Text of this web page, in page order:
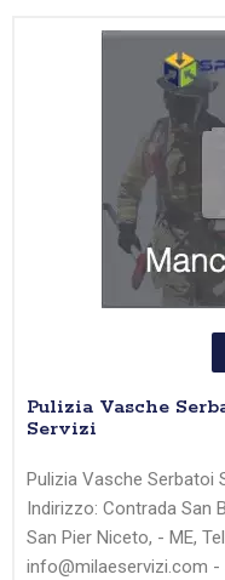
Pulizia Vasche
Servizi
Pulizia Vasche Serbatoi
Indirizzo: Contrada San
San Pier Niceto, - ME,
info@milaeservizi.com